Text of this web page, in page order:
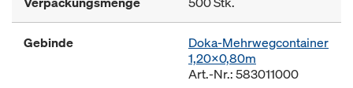
Gebinde
Doka-Mehrwegcontainer
1,20x0,80m
Art.-Nr.: 583011000